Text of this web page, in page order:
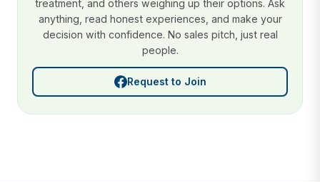
treatment, and others weighing up their options. Ask
anything, read honest experiences, and make your
decision with confidence. No sales pitch, just real
people.
Request to Join